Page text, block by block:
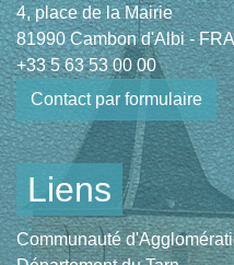
4, place de la Mairie
81990 Cambon d'Albi -
+33 5 63 53 00 00
Contact par formulaire
Liens
Communauté